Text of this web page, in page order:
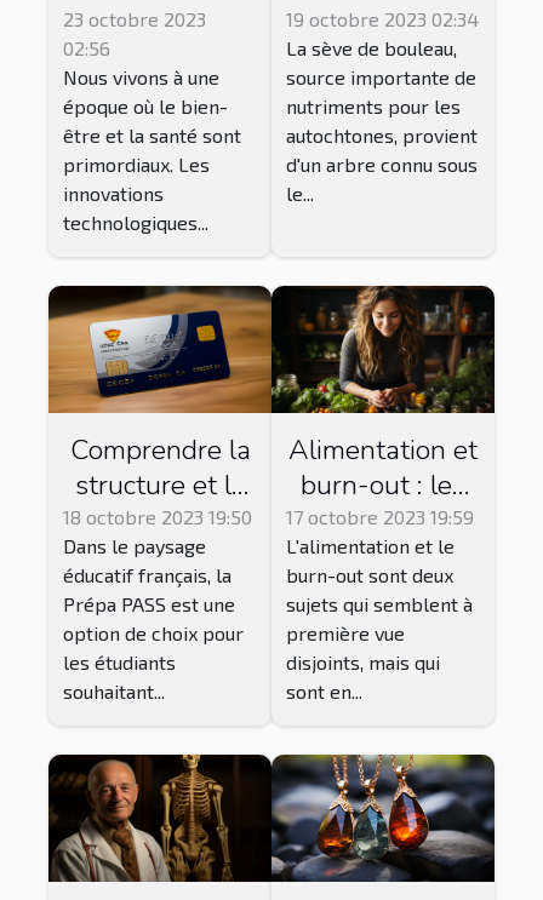
inconvénients
des bottes de
pressothérapie
23 octobre 2023
02:56
Nous vivons à une
époque où le bien-
être et la santé sont
primordiaux. Les
innovations
technologiques...
Bienfaits,
précautions et
effets
secondaires
19 octobre 2023 02:34
La sève de bouleau,
source importante de
nutriments pour les
autochtones, provient
d'un arbre connu sous
le...
Comprendre la
structure et le
fonctionnement
de la Prépa
PASS
18 octobre 2023 19:50
Dans le paysage
éducatif français, la
Prépa PASS est une
option de choix pour
les étudiants
souhaitant...
Alimentation et
burn-out : les
bons choix pour
réduire le
stress
17 octobre 2023 19:59
L'alimentation et le
burn-out sont deux
sujets qui semblent à
première vue
disjoints, mais qui
sont en...